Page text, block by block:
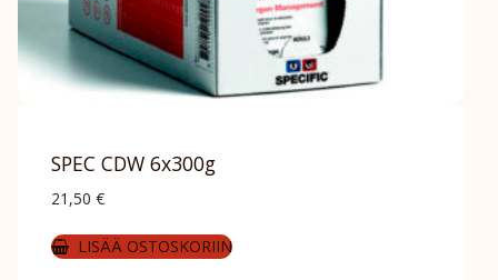
SPEC CDW 6x300g
21,50 €
LISÄÄ OSTOSKORIIN